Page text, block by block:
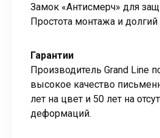
Замок «Антисмерч» для
Простота монтажа и
Гарантии
Производитель Grand Line
высокое качество
лет на цвет и 50 лет на
деформаций.